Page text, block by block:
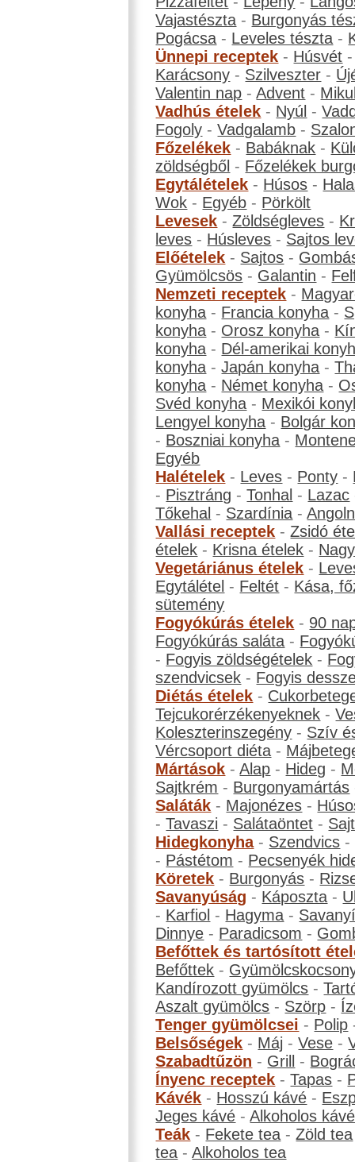
Vajastészta - Burgonyás
Pogácsa - Leveles tészta -
Ünnepi receptek - Húsvét
Karácsony - Szilveszter -
Valentin nap -Advent -
Vadhús ételek - Nyúl -
Fogoly -Vadgalamb -
Főzelékek - Babáknak -
zöldségből - Főzelékek
Egytálételek - Húsos -
Wok - Egyéb - Pörkölt
Levesek -Zöldségleves -
leves - Húsleves - Sajtos
Előételek - Sajtos -
Gyümölcsös - Galantin -
Nemzeti receptek -
konyha - Francia konyha -
konyha - Orosz konyha -
konyha - Dél-amerikai
konyha -Japán konyha -
konyha - Német konyha -
Svéd konyha - Mexikói
Lengyel konyha - Bolgár
- Boszniai konyha -
Egyéb
Halételek - Leves - Ponty -
- Pisztráng -Tonhal - Lazac
Tőkehal - Szardínia -
Vallási receptek -Zsidó
ételek - Krisna ételek -
Vegetáriánus ételek -
Egytálétel - Feltét - Kása,
sütemény
Fogyókúrás ételek - 90
Fogyókúrás saláta -
- Fogyis zöldségételek -
szendvicsek - Fogyis
Diétás ételek -
Tejcukorérzékenyeknek -
Koleszterinszegény - Szív
Vércsoport diéta -
Mártások -Alap - Hideg -
Sajtkrém - Burgonyamártás
Saláták - Majonézes -
-Tavaszi - Salátaöntet -
Hidegkonyha- Szendvics -
- Pástétom - Pecsenyék
Köretek - Burgonyás -
Savanyúság - Káposzta -
- Karfiol - Hagyma -
Dinnye - Paradicsom -
Befőttek és tartósított
Befőttek -
Kandírozott gyümölcs -
Aszalt gyümölcs - Szörp -
Tenger gyümölcsei - Polip
Belsőségek - Máj -Vese -
Szabadtűzön - Grill -
Ínyenc receptek -Tapas -
Kávék - Hosszú kávé -
Jeges kávé -Alkoholos kávé
Teák - Fekete tea -Zöld tea
tea -Alkoholos tea